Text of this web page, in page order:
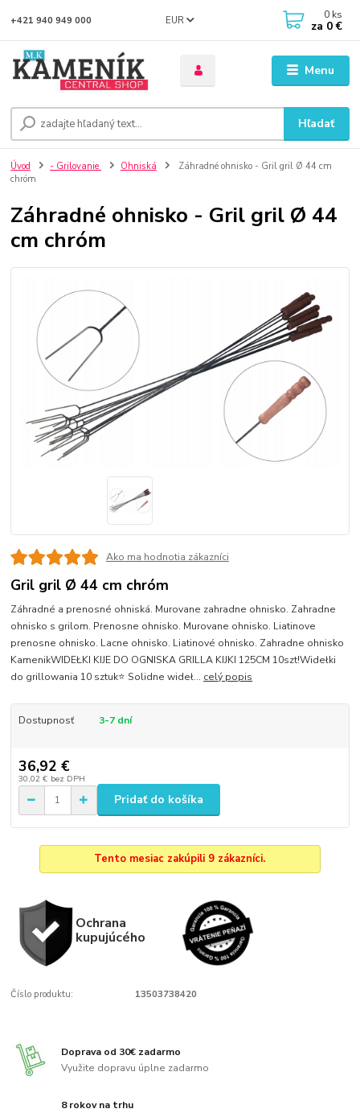
Menu
EUR
Hľadať
+421 940 949 000 0 ks
za 0 €
Úvod - Grilovanie Ohniská
Záhradné ohnisko - Gril gril Ø 44 cm
chróm
Záhradné ohnisko - Gril gril Ø 44
cm chróm
Ako ma hodnotia zákazníci
Gril gril Ø 44 cm chróm
Záhradné a prenosné ohniská. Murovane zahradne ohnisko. Zahradne
ohnisko s grilom. Prenosne ohnisko. Murovane ohnisko. Liatinove
prenosne ohnisko. Lacne ohnisko. Liatinové ohnisko. Zahradne ohnisko
KamenikWIDEŁKI KIJE DO OGNISKA GRILLA KIJKI 125CM 10szt!Widełki
do grillowania 10 sztuk⭐ Solidne wideł... celý popis
Dostupnosť 3-7 dní
36,92 €
30,02 € bez DPH
Pridať do košíka
Tento mesiac zakúpili 9 zákazníci.
Ochrana
kupujúcého
Číslo produktu: 13503738420
Doprava od 30€ zadarmo
Využite dopravu úplne zadarmo
8 rokov na trhu